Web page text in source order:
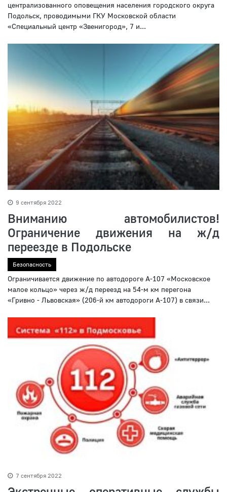
централизованного оповещения населения городского округа
Подольск, проводимыми ГКУ Московской области
«Специальный центр «Звенигород», 7 и...
9 сентября 2022
Вниманию автомобилистов!
Ограничение движения на ж/д
переезде в Подольске
Безопасность
Ограничивается движение по автодороге А-107 «Московское
малое кольцо» через ж/д переезд на 54-м км перегона
«Гривно - Львовская» (206-й км автодороги А-107) в связи...
7 сентября 2022